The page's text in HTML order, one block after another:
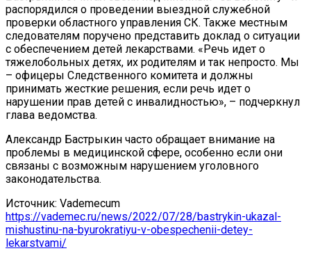
распорядился о проведении выездной служебной
проверки областного управления СК. Также местным
следователям поручено представить доклад о ситуации
с обеспечением детей лекарствами. «Речь идет о
тяжелобольных детях, их родителям и так непросто. Мы
– офицеры Следственного комитета и должны
принимать жесткие решения, если речь идет о
нарушении прав детей с инвалидностью», – подчеркнул
глава ведомства.
Александр Бастрыкин часто обращает внимание на
проблемы в медицинской сфере, особенно если они
связаны с возможным нарушением уголовного
законодательства.
Источник: Vademecum
https://vademec.ru/news/2022/07/28/bastrykin-ukazal-
mishustinu-na-byurokratiyu-v-obespechenii-detey-
lekarstvami/